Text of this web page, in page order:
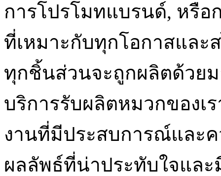
การโปรโมทแบรนด์, หรือ
ที่เหมาะกับทุกโอกาสและ
ทุกชิ้นส่วนจะถูกผลิตด้วย
บริการรับผลิตหมวกของ
งานที่มีประสบการณ์และค
ผลลัพธ์ที่น่าประทับใจแล